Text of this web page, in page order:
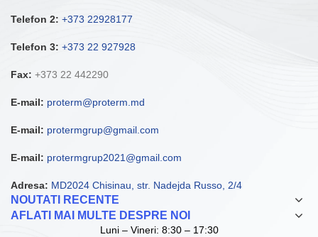
Telefon 2: +373 22928177
Telefon 3: +373 22 927928
Fax: +373 22 442290
E-mail: proterm@proterm.md
E-mail: protermgrup@gmail.com
E-mail: protermgrup2021@gmail.com
Adresa: MD2024 Chisinau, str. Nadejda Russo, 2/4
NOUTATI RECENTE
AFLATI MAI MULTE DESPRE NOI
Luni – Vineri: 8:30 – 17:30